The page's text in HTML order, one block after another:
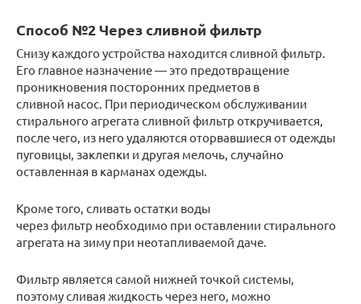
Способ №2 Через сливной фильтр
Снизу каждого устройства находится сливной фильтр.
Его главное назначение — это предотвращение
проникновения посторонних предметов в
сливной насос. При периодическом обслуживании
стирального агрегата сливной фильтр откручивается,
после чего, из него удаляются оторвавшиеся от одежды
пуговицы, заклепки и другая мелочь, случайно
оставленная в карманах одежды.
Кроме того, сливать остатки воды
через фильтр необходимо при оставлении стирального
агрегата на зиму при неотапливаемой даче.
Фильтр является самой нижней точкой системы,
поэтому сливая жидкость через него, можно